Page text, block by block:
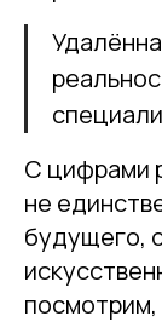
С цифрами
не
будущего,
посмотрим,